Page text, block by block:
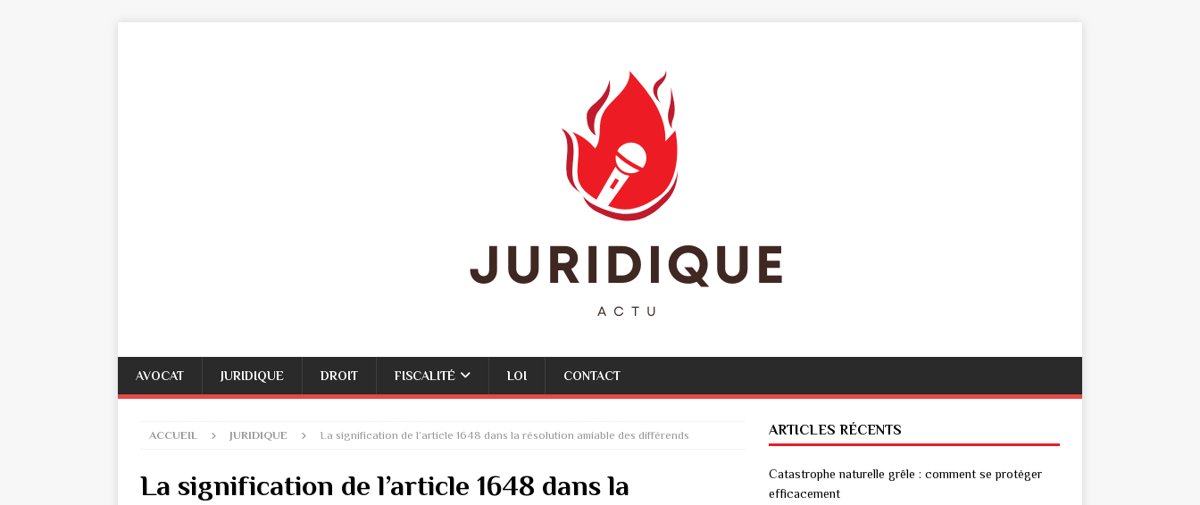
AVOCAT JURIDIQUE DROIT FISCALITÉ LOI CONTACT
ACCUEIL JURIDIQUE La signification de l’article 1648 dans la résolution amiable des différends
La signification de l’article 1648 dans la
ARTICLES RÉCENTS
Catastrophe naturelle grêle : comment se protéger
efficacement